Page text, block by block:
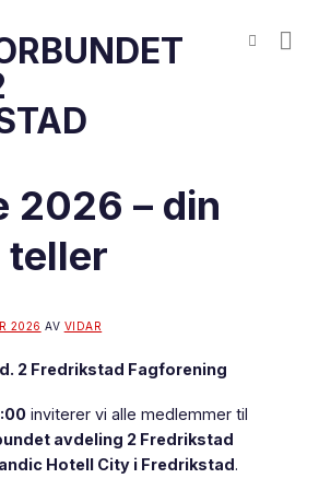
2026 – din
teller
2026 AV VIDAR
2 Fredrikstad Fagforening
inviterer vi alle medlemmer til
avdeling 2 Fredrikstad
Hotell City i Fredrikstad.